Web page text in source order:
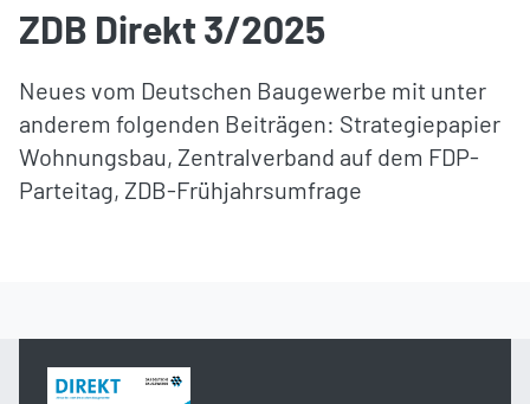
ZDB Direkt 3/2025
Neues vom Deutschen Baugewerbe mit unter
anderem folgenden Beiträgen: Strategiepapier
Wohnungsbau, Zentralverband auf dem FDP-
Parteitag, ZDB-Frühjahrsumfrage